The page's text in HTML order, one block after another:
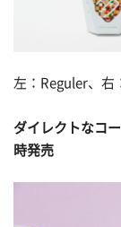
左：Reguler、右
ダイレクトなコ
時発売